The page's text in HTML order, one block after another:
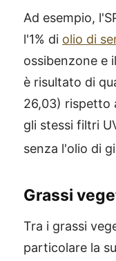
Ad esempio,
l'1% di olio di
ossibenzone e
è risultato di
26,03) rispetto
gli stessi filtri
senza l'olio di
Grassi
Tra i grassi
particolare la